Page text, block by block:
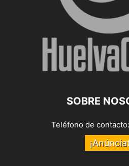
SOBRE
Teléfono de